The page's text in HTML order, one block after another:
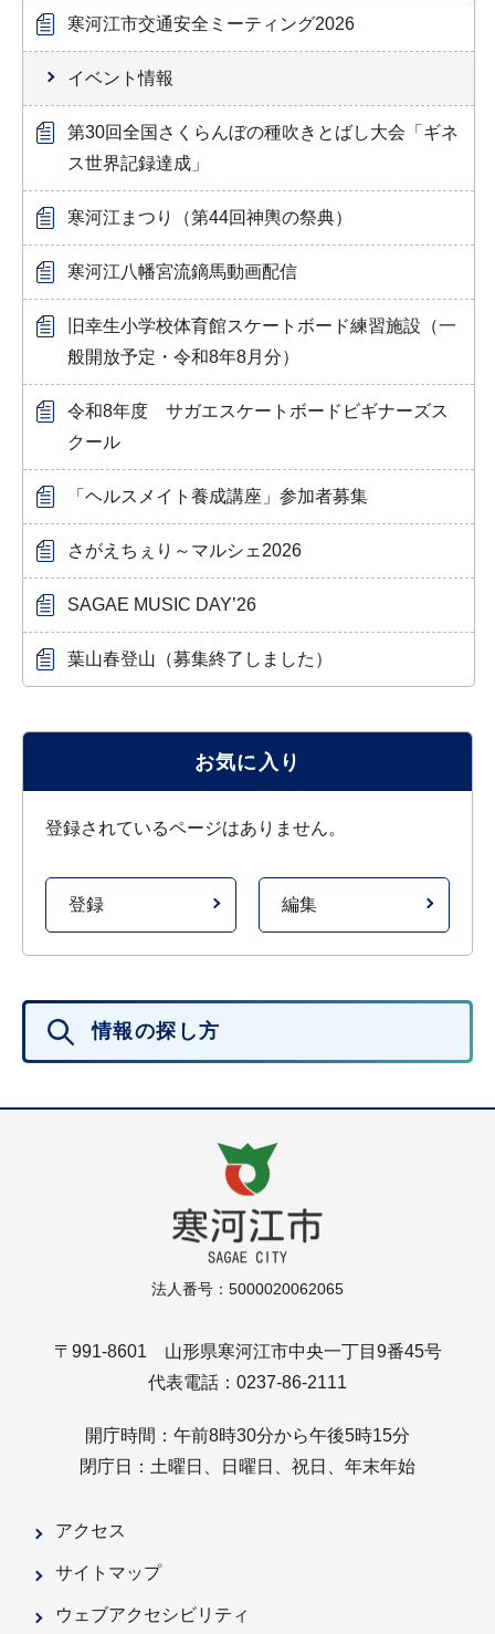
寒河江市交通安全ミーティング2026
イベント情報
第30回全国さくらんぼの種吹きとばし大会「ギネ
ス世界記録達成」
寒河江まつり（第44回神輿の祭典）
寒河江八幡宮流鏑馬動画配信
旧幸生小学校体育館スケートボード練習施設（一
般開放予定・令和8年8月分）
令和8年度 サガエスケートボードビギナーズス
クール
「ヘルスメイト養成講座」参加者募集
さがえちぇり～マルシェ2026
SAGAE MUSIC DAY’26
葉山春登山（募集終了しました）
お気に入り
登録されているページはありません。
登録 編集
情報の探し方
法人番号：5000020062065
〒991-8601 山形県寒河江市中央一丁目9番45号
代表電話：0237-86-2111
開庁時間：午前8時30分から午後5時15分
閉庁日：土曜日、日曜日、祝日、年末年始
アクセス
サイトマップ
ウェブアクセシビリティ